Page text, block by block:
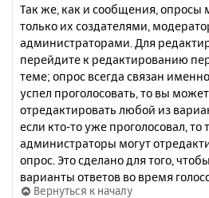
Так же, как и сообщения, опросы
только их создателями,
администраторами. Для
перейдите к редактированию
теме; опрос всегда связан
успел проголосовать, то вы
отредактировать любой из
если кто-то уже проголосовал,
администраторы могут
опрос. Это сделано для того,
варианты ответов во время
Вернуться к началу